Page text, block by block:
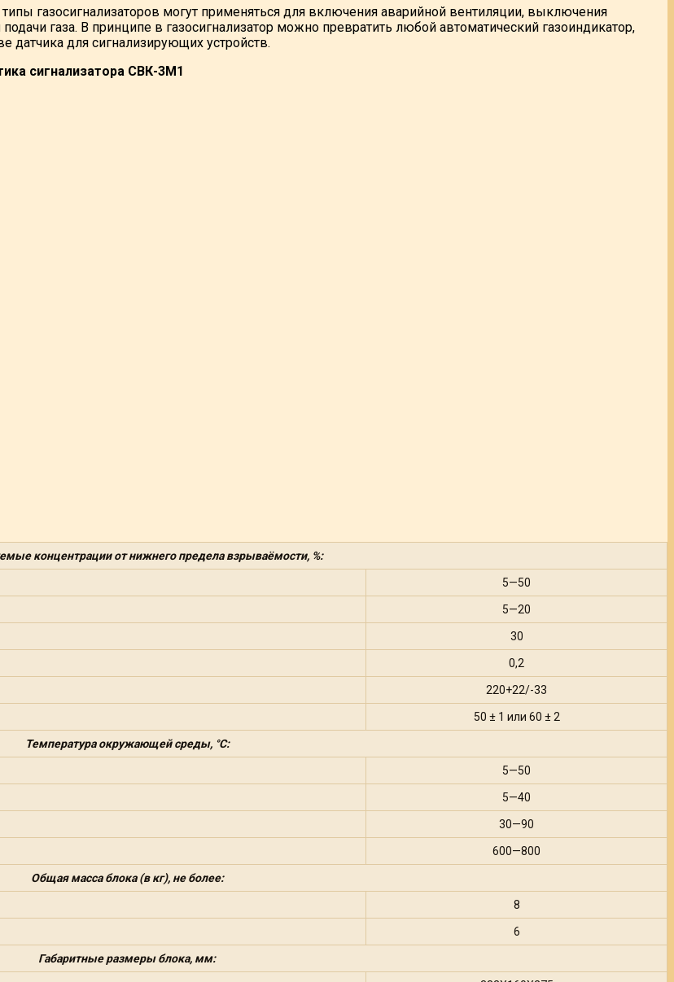
газосигнализаторов могут применяться для включения аварийной вентиляции, выключения
газа. В принципе в газосигнализатор можно превратить любой автоматический газоиндикатор,
датчика для сигнализирующих устройств.
сигнализатора СВК-3М1
концентрации от нижнего предела взрываёмости, %:
5—50
5—20
30
0,2
220+22/-33
50 ± 1 или 60 ± 2
Температура окружающей среды, °С:
5—50
5—40
30—90
600—800
Общая масса блока (в кг), не более:
8
6
Габаритные размеры блока, мм: